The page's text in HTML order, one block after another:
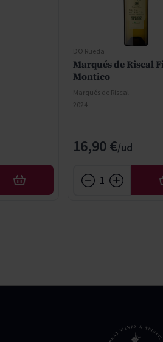
AFEGIR
DO Rueda
Marqués de Riscal
Montico
Marqués de Riscal
2024
16,90 €